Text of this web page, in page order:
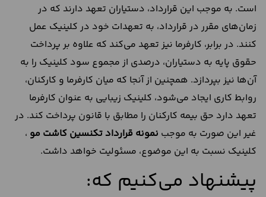
است. به موجب این قرارداد، دستیاران تعهد دارند که در
زمان‌های مقرر در قرارداد، به تعهدات خود در کلینیک عمل
کنند. در برابر، کارفرما نیز تعهد می‌کند که علاوه بر پرداخت
حقوق پایه به دستیاران، درصدی از مجموع سود کلینیک را به
آن‌ها نیز بپردازد. همچنین از آنجا که میان کارفرما و کارکنان،
روابط کاری ایجاد می‌شود، کلینیک زیبایی به عنوان کارفرما
تعهد دارد حق بیمه کارکنان را مطابق با قانون پرداخت کند. در
غیر این صورت به موجب نمونه قرارداد تکنسین کاشت مو ،
کلینیک نسبت به این موضوع، مسئولیت خواهد داشت.
پیشنهاد می‌کنیم که: